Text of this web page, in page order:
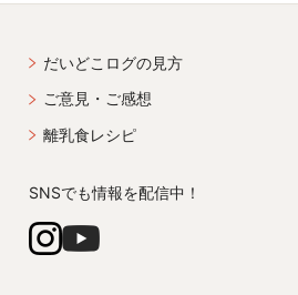
だいどこログの見方
ご意見・ご感想
離乳食レシピ
SNSでも情報を配信中！